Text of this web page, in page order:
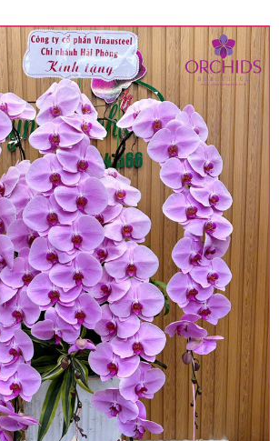
miễn ship giao trong nội thành,
- banner theo yêu cầu khách
liên kết với các cửa hàng
để phục vụ giao hoa tận nơi, mỗi
mức giá khác nhau (tùy vào chi
vật liệu,..) nên giá có thể sẽ
giá niêm yết trên website. Khách
khác vui lòng chủ động hỏi lại
hàng, shop sẽ chủ động báo giá
địa chỉ giao hàng cụ thể.